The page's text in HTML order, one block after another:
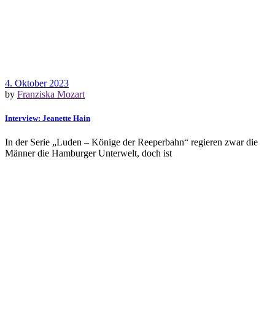
4. Oktober 2023
by Franziska Mozart
Interview: Jeanette Hain
In der Serie „Luden – Könige der Reeperbahn“ regieren zwar die
Männer die Hamburger Unterwelt, doch ist